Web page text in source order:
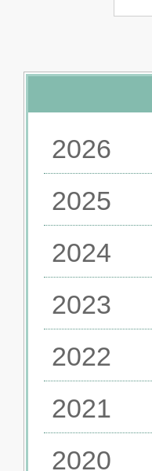
2026
2025
2024
2023
2022
2021
2020